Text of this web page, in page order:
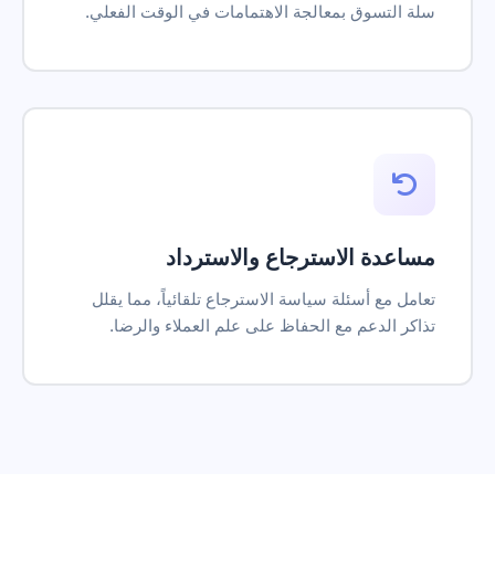
سلة التسوق بمعالجة الاهتمامات في الوقت الفعلي.
مساعدة الاسترجاع والاسترداد
تعامل مع أسئلة سياسة الاسترجاع تلقائياً، مما يقلل
تذاكر الدعم مع الحفاظ على علم العملاء والرضا.